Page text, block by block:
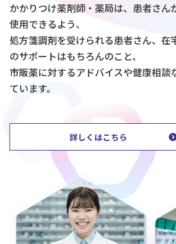
かかりつけ薬剤師・薬局は、患者さん
使用できるよう、
処方箋調剤を受けられる患者さん、在
のサポートはもちろんのこと、
市販薬に対するアドバイスや健康相談
ています。
詳しくはこちら